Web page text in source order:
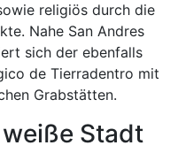
religiös durch die
Nahe San Andres
sich der ebenfalls
de Tierradentro mit
Grabstätten.
Stadt